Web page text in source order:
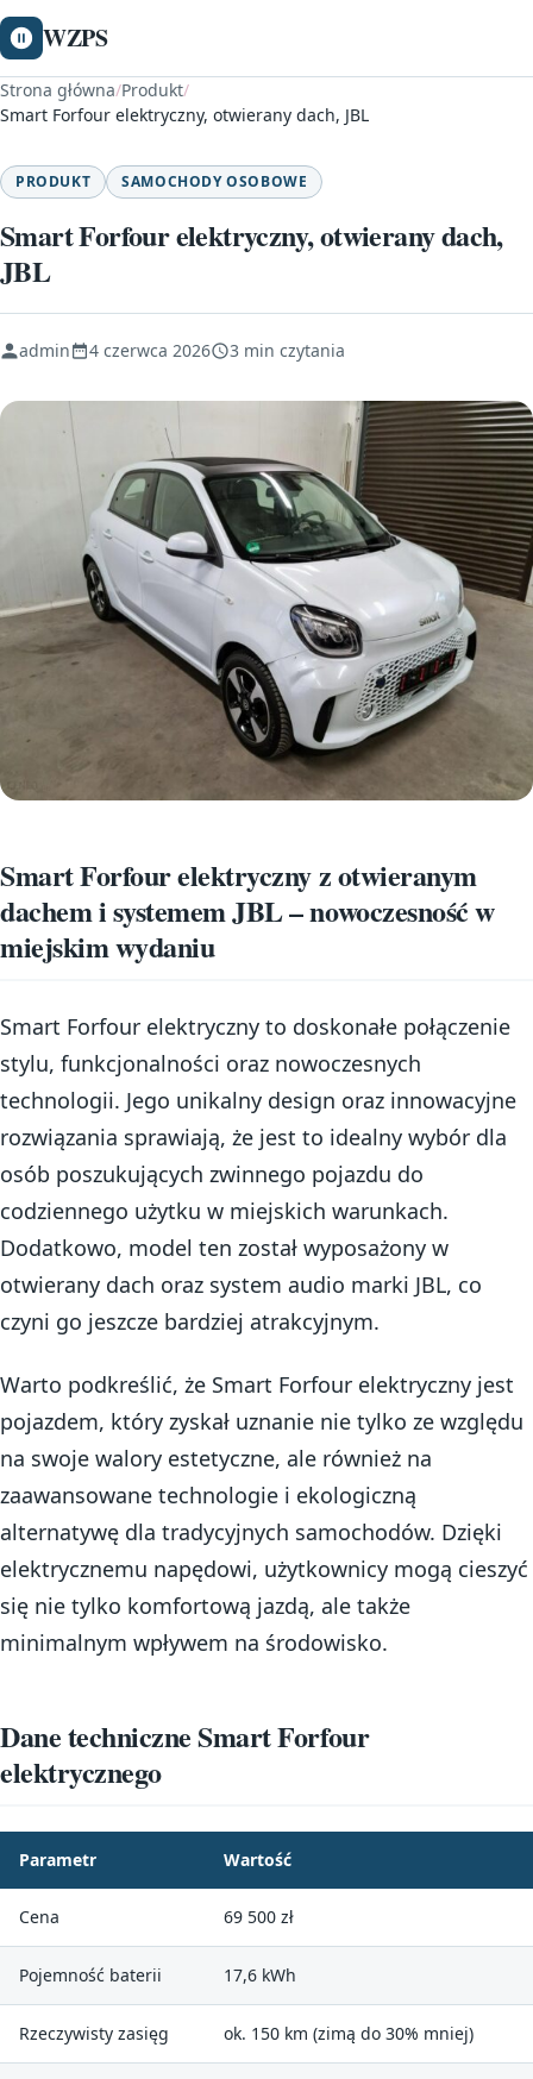
WZPS
Strona główna/Produkt/
Smart Forfour elektryczny, otwierany dach, JBL
PRODUKT SAMOCHODY OSOBOWE
Smart Forfour elektryczny, otwierany dach,
JBL
admin 4 czerwca 2026 3 min czytania
Smart Forfour elektryczny z otwieranym
dachem i systemem JBL – nowoczesność w
miejskim wydaniu
Smart Forfour elektryczny to doskonałe połączenie
stylu, funkcjonalności oraz nowoczesnych
technologii. Jego unikalny design oraz innowacyjne
rozwiązania sprawiają, że jest to idealny wybór dla
osób poszukujących zwinnego pojazdu do
codziennego użytku w miejskich warunkach.
Dodatkowo, model ten został wyposażony w
otwierany dach oraz system audio marki JBL, co
czyni go jeszcze bardziej atrakcyjnym.
Warto podkreślić, że Smart Forfour elektryczny jest
pojazdem, który zyskał uznanie nie tylko ze względu
na swoje walory estetyczne, ale również na
zaawansowane technologie i ekologiczną
alternatywę dla tradycyjnych samochodów. Dzięki
elektrycznemu napędowi, użytkownicy mogą cieszyć
się nie tylko komfortową jazdą, ale także
minimalnym wpływem na środowisko.
Dane techniczne Smart Forfour
elektrycznego
Parametr Wartość
Cena 69 500 zł
Pojemność baterii 17,6 kWh
Rzeczywisty zasięg ok. 150 km (zimą do 30% mniej)